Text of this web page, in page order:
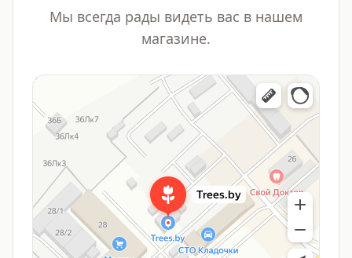
Мы всегда рады видеть вас в нашем
магазине.